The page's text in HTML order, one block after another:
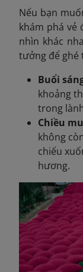
Nếu bạn
khám phá vẻ
nhìn khác
tưởng để ghé
Buổi
khoảng
trong
Chiều
không
chiếu
hương.